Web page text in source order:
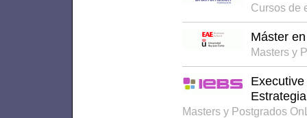
Cursos de
Máster
Masters y
Masters y Postgrados